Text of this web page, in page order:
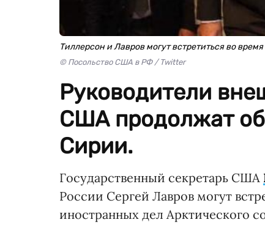
Тиллерсон и Лавров могут встретиться во
© Посольство США в РФ / Twitter
Руководители
США продолжат
Сирии.
Государственный секретарь США
России Сергей Лавров могут
иностранных дел Арктического